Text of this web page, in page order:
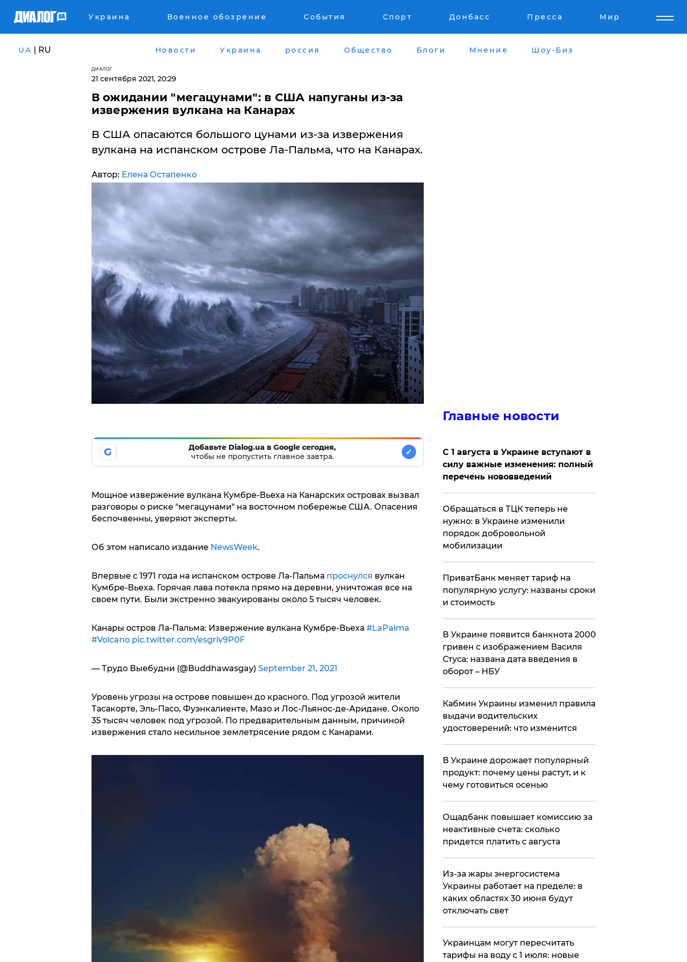
Украина Военное обозрение События Спорт Донбасс Пресса Мир
UA | RU Новости Украина россия Общество Блоги Мнение Шоу-Биз
ДИАЛОГ
21 сентября 2021, 20:29
В ожидании "мегацунами": в США напуганы из-за
извержения вулкана на Канарах
В США опасаются большого цунами из-за извержения
вулкана на испанском острове Ла-Пальма, что на Канарах.
Автор: Елена Остапенко
G
Добавьте Dialog.ua в Google сегодня,
чтобы не пропустить главное завтра.
✓
Мощное извержение вулкана Кумбре-Вьеха на Канарских островах вызвал
разговоры о риске "мегацунами" на восточном побережье США. Опасения
беспочвенны, уверяют эксперты.
Об этом написало издание NewsWeek.
Впервые с 1971 года на испанском острове Ла-Пальма проснулся вулкан
Кумбре-Вьеха. Горячая лава потекла прямо на деревни, уничтожая все на
своем пути. Были экстренно эвакуированы около 5 тысяч человек.
Канары остров Ла-Пальма: Извержение вулкана Кумбре-Вьеха #LaPalma
#Volcano pic.twitter.com/esgrlv9P0F
— Трудо Выебудни (@Buddhawasgay) September 21, 2021
Уровень угрозы на острове повышен до красного. Под угрозой жители
Тасакорте, Эль-Пасо, Фуэнкалиенте, Мазо и Лос-Льянос-де-Аридане. Около
35 тысяч человек под угрозой. По предварительным данным, причиной
извержения стало несильное землетрясение рядом с Канарами.
Главные новости
С 1 августа в Украине вступают в
силу важные изменения: полный
перечень нововведений
Обращаться в ТЦК теперь не
нужно: в Украине изменили
порядок добровольной
мобилизации
ПриватБанк меняет тариф на
популярную услугу: названы сроки
и стоимость
В Украине появится банкнота 2000
гривен с изображением Василя
Стуса: названа дата введения в
оборот – НБУ
Кабмин Украины изменил правила
выдачи водительских
удостоверений: что изменится
В Украине дорожает популярный
продукт: почему цены растут, и к
чему готовиться осенью
​Ощадбанк повышает комиссию за
неактивные счета: сколько
придется платить с августа
Из-за жары энергосистема
Украины работает на пределе: в
каких областях 30 июня будут
отключать свет
Украинцам могут пересчитать
тарифы на воду с 1 июля: новые